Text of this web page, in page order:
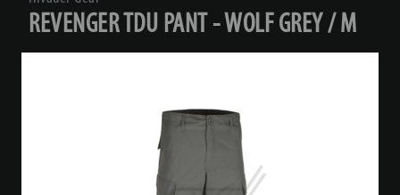
REVENGER TDU PANT - WOLF GREY / M